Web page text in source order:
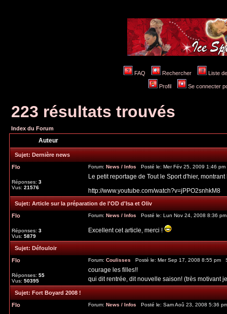
FAQ Rechercher Liste
Profil Se connecter
223 résultats trouvés
Index du Forum
Auteur
Sujet:Dernière news
Flo
Réponses: 3
Vus: 21576
Forum: News / Infos Posté le: Mer Fév 25, 2009 1:46
Le petit reportage de Tout le Sport d'hier,
http://www.youtube.com/watch?v=jPPO2snhkM8
Sujet:Article sur la préparation de l'OD d'Isa et Oliv
Flo
Réponses: 3
Vus: 5879
Forum: News / Infos Posté le: Lun Nov 24, 2008 8:36
Excellent cet article, merci !
Sujet:Défouloir
Flo
Réponses: 55
Vus: 50395
Forum: Coulisses Posté le: Mer Sep 17, 2008 8:55 pm
courage les filles!!
qui dit rentrée, dit nouvelle saison! (très motivant
Sujet:Fort Boyard 2008 !
Flo
Forum: News / Infos Posté le: Sam Aoû 23, 2008 5:36